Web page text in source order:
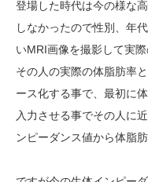
登場した時代は今の様な
しなかったので性別、年
いMRI画像を撮影して実
その人の実際の体脂肪率
ース化する事で、最初に
入力させる事でその人に
ンピーダンス値から体脂